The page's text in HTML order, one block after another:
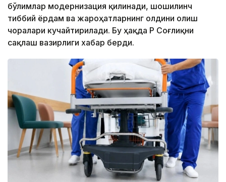
бўлимлар модернизация қилинади, шошилинч
тиббий ёрдам ва жароҳатларнинг олдини олиш
чоралари кучайтирилади. Бу ҳақда ҚР Соғлиқни
сақлаш вазирлиги хабар берди.